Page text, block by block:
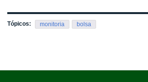
Tópicos: monitoria bolsa